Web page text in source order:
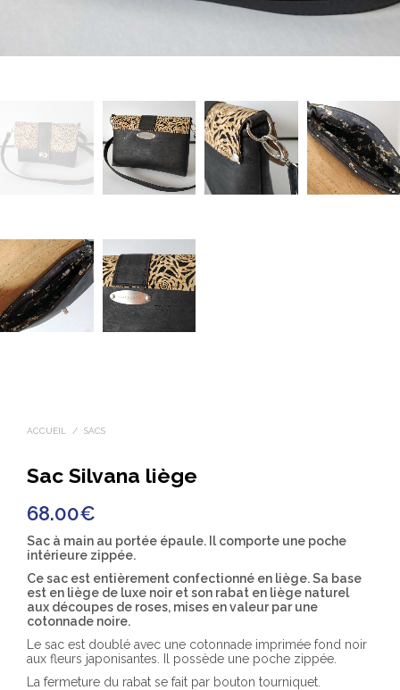
ACCUEIL / SACS
Sac Silvana liège
68.00€
Sac à main au portée épaule. Il comporte une poche
intérieure zippée.
Ce sac est entièrement confectionné en liège. Sa base
est en liège de luxe noir et son rabat en liège naturel
aux découpes de roses, mises en valeur par une
cotonnade noire.
Le sac est doublé avec une cotonnade imprimée fond noir
aux fleurs japonisantes. Il possède une poche zippée.
La fermeture du rabat se fait par bouton tourniquet.